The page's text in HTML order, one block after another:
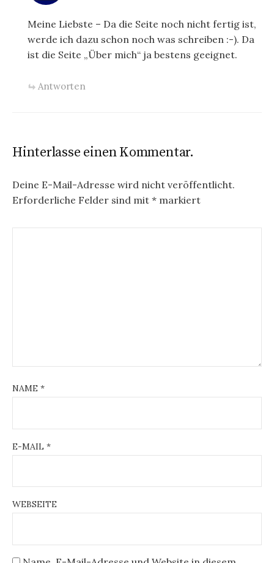
Meine Liebste – Da die Seite noch nicht fertig ist,
werde ich dazu schon noch was schreiben :-). Da
ist die Seite „Über mich“ ja bestens geeignet.
Antworten
Hinterlasse einen Kommentar.
Deine E-Mail-Adresse wird nicht veröffentlicht.
Erforderliche Felder sind mit * markiert
NAME *
E-MAIL *
WEBSEITE